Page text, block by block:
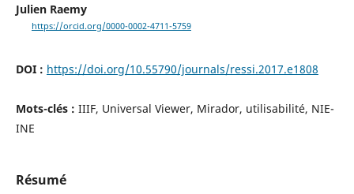
Julien Raemy
https://orcid.org/0000-0002-4711-5759
DOI : https://doi.org/10.55790/journals/ressi.2017.e1808
Mots-clés : IIIF, Universal Viewer, Mirador, utilisabilité, NIE-
INE
Résumé